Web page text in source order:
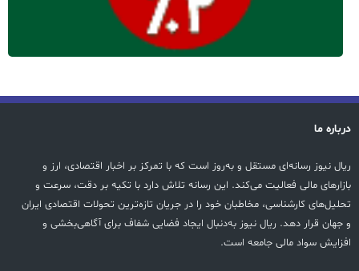
درباره ما
ریال نیوز رسانه‌ای مستقل و به‌روز است که با تمرکز بر اخبار اقتصادی، ارز و
بازارهای مالی فعالیت می‌کند. این رسانه تلاش دارد با تکیه بر دقت، سرعت و
تحلیل‌های کارشناسی، مخاطبان خود را در جریان تازه‌ترین تحولات اقتصادی ایران
و جهان قرار دهد. ریال نیوز به‌دنبال ایجاد فضایی شفاف برای آگاهی‌بخشی و
افزایش سواد مالی جامعه است.